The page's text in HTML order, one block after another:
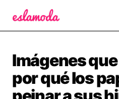
Imágenes
por qué los